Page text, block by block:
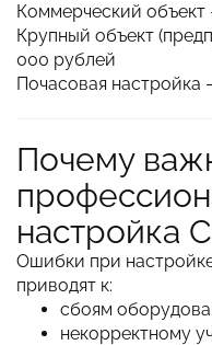
Коммерческий
Крупный объект
000 рублей
Почасовая настройка
Почему
настройка
Ошибки при
приводят к:
сбоям
некорректному